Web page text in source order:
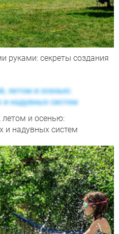
руками: секреты создания
летом и осенью:
и надувных систем